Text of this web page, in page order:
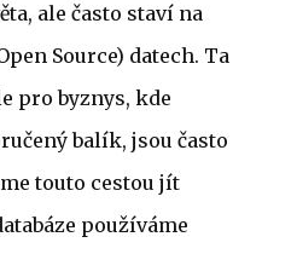
ale často staví na
Source) datech. Ta
pro byznys, kde
balík, jsou často
touto cestou jít
používáme